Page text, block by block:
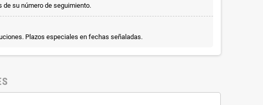
de su número de seguimiento.
Plazos especiales en fechas señaladas.